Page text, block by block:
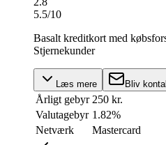
5.5/10
Basalt kreditkort med
Stjernekunder
Læs mere Bliv
Årligt gebyr 250 kr.
Valutagebyr 1.82%
Netværk
Mastercard